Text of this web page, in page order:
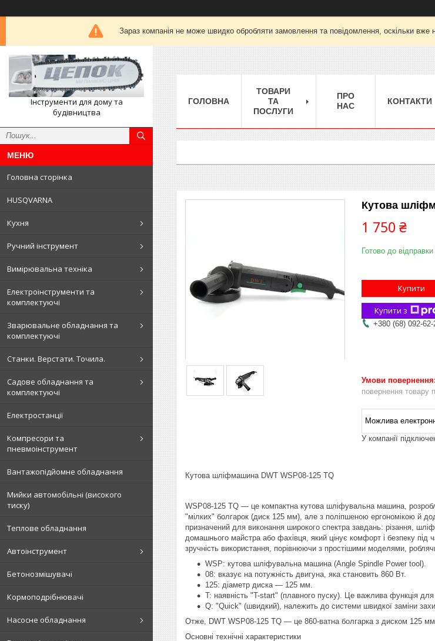
Зараз компанія не може швидко обробляти замовлення та повідомлення, оскільки
Інструменти для дому та
будівництва
Головна сторінка
HUSQVARNA
Кухня
Ручний інструмент
Вимірювальна техніка
Електроінструменти та
комплектуючі
Зварювальне обладнання та
комплектуючі
Станки. Верстати. Точила.
Садове обладнання та
комплектуючі
Електростанції
Компресори та
пневмоінструмент
Вантажопідйомне обладнання
Мийки автомобільні (високого
тиску)
Теплове обладнання
Автоінструмент
Бетонозмішувачі
Кормоподрібнювачі
Насосне обладнання
ГОЛОВНА
ТОВАРИ
ТА
ПОСЛУГИ
ПРО
НАС
КОНТАКТИ
Кутова
1 750 ₴
Готово до відправки
Купити
Купити з
+380 (68) 092-62-
повернення товару
У компанії
Кутова шліфмашина DWT WSP08-125 TQ
WSP08-125 TQ — це компактна кутова шліфувальна машина,
"мілких" болгарок (диск 125 мм), але з поліпшеною ергономікою й
призначений для виконання широкого спектра завдань: різання,
домашнього майстра або фахівця, який цінує комфорт і безпеку під
зручність використання, порівнюючи з простішими моделями,
WSP: кутова шліфувальна машина (Angle Spindle Power tool).
08: вказує на потужність двигуна, яка становить 860 Вт.
125: діаметр диска — 125 мм.
T: наявність "T-start" (плавного пуску). Це важлива функція
Q: "Quick" (швидкий), належить до системи швидкої заміни
Отже, DWT WSP08-125 TQ — це 860-ватна болгарка з диском 125
Основні технічні характеристики